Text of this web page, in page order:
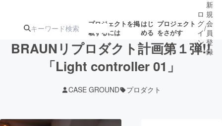
プロジェクトを掲
載するには
はじ
める
プロジェクト
をさがす
ジェクト
募集終了が近いプ
ロジェクト
ロ
グ
イ
ン
/
新
規
会
員
登
録
BRAUNリプロダクト計画第１弾!!
「Light controller 01」
CASE GROUND プロダクト